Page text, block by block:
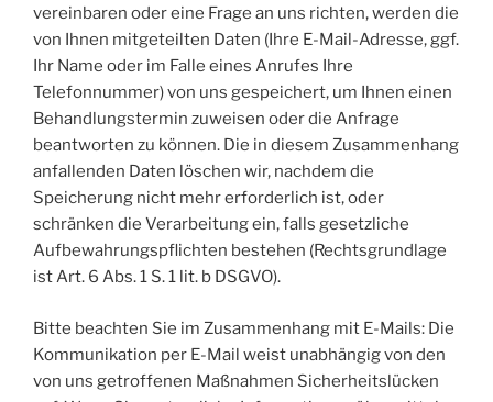
vereinbaren oder eine Frage an uns richten, werden die
von Ihnen mitgeteilten Daten (Ihre E-Mail-Adresse, ggf.
Ihr Name oder im Falle eines Anrufes Ihre
Telefonnummer) von uns gespeichert, um Ihnen einen
Behandlungstermin zuweisen oder die Anfrage
beantworten zu können. Die in diesem Zusammenhang
anfallenden Daten löschen wir, nachdem die
Speicherung nicht mehr erforderlich ist, oder
schränken die Verarbeitung ein, falls gesetzliche
Aufbewahrungspflichten bestehen (Rechtsgrundlage
ist Art. 6 Abs. 1 S. 1 lit. b DSGVO).
Bitte beachten Sie im Zusammenhang mit E-Mails: Die
Kommunikation per E-Mail weist unabhängig von den
von uns getroffenen Maßnahmen Sicherheitslücken